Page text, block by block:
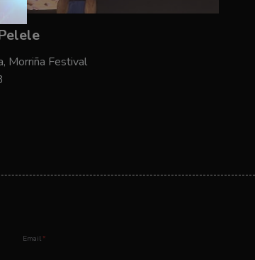
Morriña Festival
Email*